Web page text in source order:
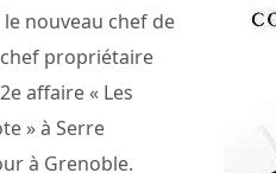
le nouveau chef de
chef propriétaire
affaire « Les
» à Serre
à Grenoble.